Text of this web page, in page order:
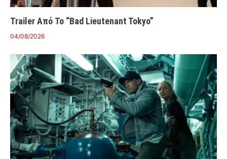
Trailer Από Το “Bad Lieutenant Tokyo”
04/08/2026